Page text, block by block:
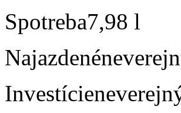
Spotreba7,98 l
Najazdené
Investície